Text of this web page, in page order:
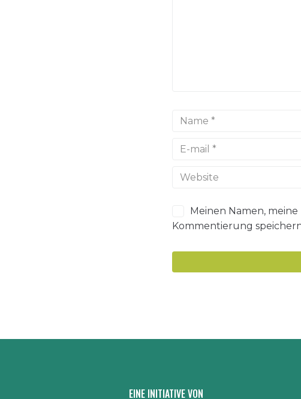
Meinen Namen,
Kommentierung
EINE INITIATIVE VON